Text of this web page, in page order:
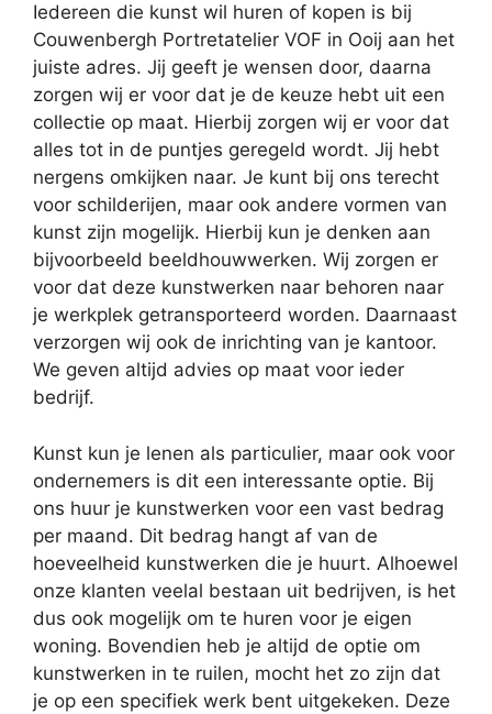
Iedereen die kunst wil huren of kopen is bij
Couwenbergh Portretatelier VOF in Ooij aan het
juiste adres. Jij geeft je wensen door, daarna
zorgen wij er voor dat je de keuze hebt uit een
collectie op maat. Hierbij zorgen wij er voor dat
alles tot in de puntjes geregeld wordt. Jij hebt
nergens omkijken naar. Je kunt bij ons terecht
voor schilderijen, maar ook andere vormen van
kunst zijn mogelijk. Hierbij kun je denken aan
bijvoorbeeld beeldhouwwerken. Wij zorgen er
voor dat deze kunstwerken naar behoren naar
je werkplek getransporteerd worden. Daarnaast
verzorgen wij ook de inrichting van je kantoor.
We geven altijd advies op maat voor ieder
bedrijf.
Kunst kun je lenen als particulier, maar ook voor
ondernemers is dit een interessante optie. Bij
ons huur je kunstwerken voor een vast bedrag
per maand. Dit bedrag hangt af van de
hoeveelheid kunstwerken die je huurt. Alhoewel
onze klanten veelal bestaan uit bedrijven, is het
dus ook mogelijk om te huren voor je eigen
woning. Bovendien heb je altijd de optie om
kunstwerken in te ruilen, mocht het zo zijn dat
je op een specifiek werk bent uitgekeken. Deze